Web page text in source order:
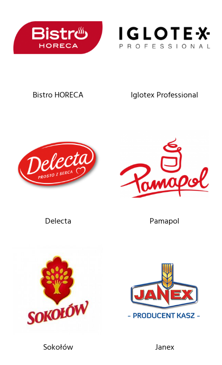
Bistro HORECA Iglotex Professional
Delecta Pamapol
Sokołów Janex